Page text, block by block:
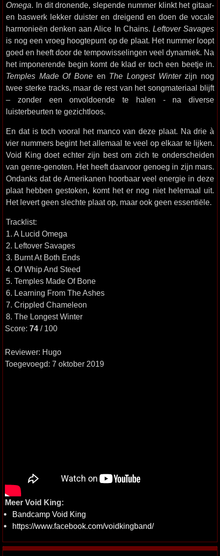
Omega. In dit dronende, slepende nummer klinkt het gitaar-
en baswerk lekker duister en dreigend en doen de vocale
harmonieën denken aan Alice In Chains. Leftover Savages
is nog een vroeg hoogtepunt op de plaat. Het nummer loopt
goed en heeft door de tempowisselingen veel dynamiek. Na
het imponerende begin komt de klad er toch een beetje in.
Temples Made Of Bone en The Longest Winterzijn nog
twee sterke tracks, maar de rest van het songmateriaal blijft
– zonder een onvoldoende te halen - na diverse
luisterbeurten te gezichtloos.
En dat is toch vooral het manco van deze plaat. Na drie à
vier nummers begint het allemaal te veel op elkaar te lijken.
Void King doet echter zijn best om zich te onderscheiden
van genre-genoten. Het heeft daarvoor genoeg in zijn mars.
Ondanks dat de Amerikanen hoorbaar veel energie in deze
plaat hebben gestoken, komt het er nog niet helemaal uit.
Het levert geen slechte plaat op, maar ook geen essentiële.
Tracklist:
1. A Lucid Omega
2. Leftover Savages
3. Burnt At Both Ends
4. Of Whip And Steed
5. Temples Made Of Bone
6. Learning From The Ashes
7. Crippled Chameleon
8. The Longest Winter
Score: 74 / 100
Reviewer: Hugo
Toegevoegd: 7 oktober 2019
Meer Void King:
Bandcamp Void King
https://www.facebook.com/voidkingband/